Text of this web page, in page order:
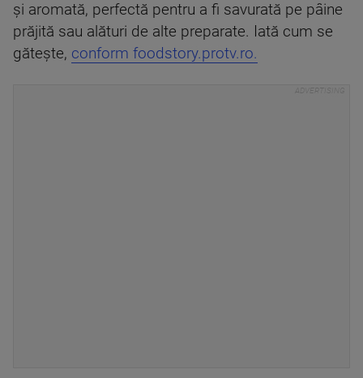
și aromată, perfectă pentru a fi savurată pe pâine
prăjită sau alături de alte preparate. Iată cum se
gătește, conform foodstory.protv.ro.